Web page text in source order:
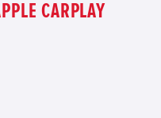
CARPLAY